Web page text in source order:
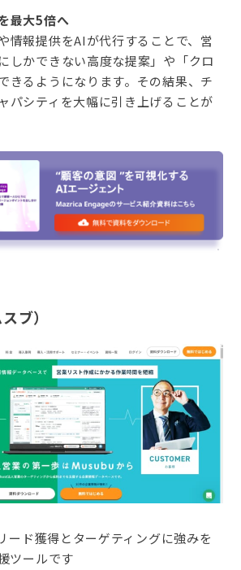
最大5倍へ
情報提供をAIが代行することで、営
しかできない高度な提案」や「クロ
きるようになります。その結果、チ
パシティを大幅に引き上げることが
ブ）
ード獲得とターゲティングに強みを
ツールです